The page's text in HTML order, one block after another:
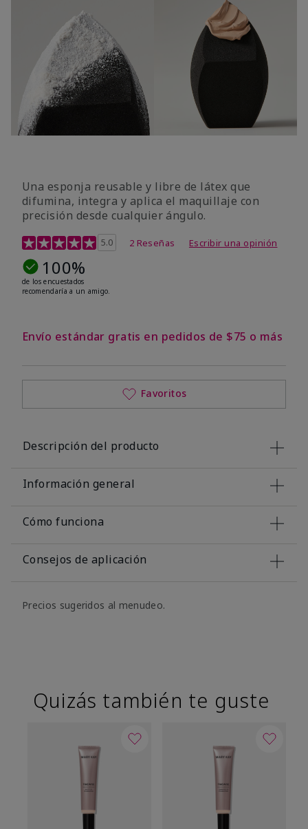
Una esponja reusable y libre de látex que
difumina, integra y aplica el maquillaje con
precisión desde cualquier ángulo.
Calificación de clientes de 5 de 5
5.0 2 Reseñas Escribir una opinión
100%
de los encuestados
recomendaría a un amigo.
Envío estándar gratis en pedidos de $75 o más
Favoritos
Descripción del producto
Información general
Cómo funciona
Consejos de aplicación
Precios sugeridos al menudeo.
Quizás también te guste